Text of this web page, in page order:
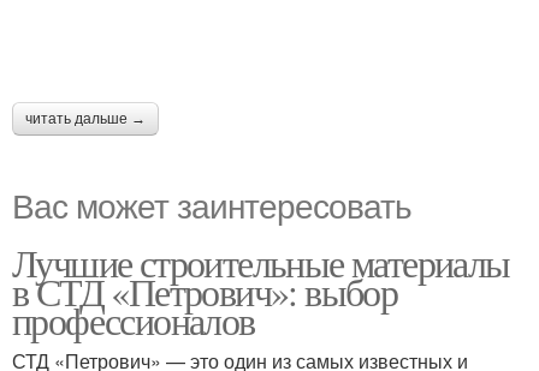
читать дальше →
Вас может заинтересовать
Лучшие строительные материалы
в СТД «Петрович»: выбор
профессионалов
СТД «Петрович» — это один из самых известных и